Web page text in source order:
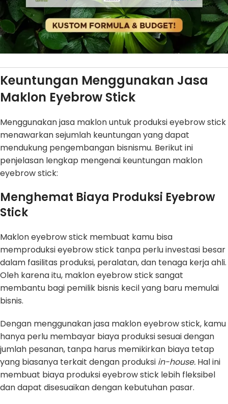
Keuntungan Menggunakan Jasa
Maklon Eyebrow Stick
Menggunakan jasa maklon untuk produksi eyebrow stick
menawarkan sejumlah keuntungan yang dapat
mendukung pengembangan bisnismu. Berikut ini
penjelasan lengkap mengenai keuntungan maklon
eyebrow stick:
Menghemat Biaya Produksi Eyebrow
Stick
Maklon eyebrow stick membuat kamu bisa
memproduksi eyebrow stick tanpa perlu investasi besar
dalam fasilitas produksi, peralatan, dan tenaga kerja ahli.
Oleh karena itu, maklon eyebrow stick sangat
membantu bagi pemilik bisnis kecil yang baru memulai
bisnis.
Dengan menggunakan jasa maklon eyebrow stick, kamu
hanya perlu membayar biaya produksi sesuai dengan
jumlah pesanan, tanpa harus memikirkan biaya tetap
yang biasanya terkait dengan produksi in-house. Hal ini
membuat biaya produksi eyebrow stick lebih fleksibel
dan dapat disesuaikan dengan kebutuhan pasar.